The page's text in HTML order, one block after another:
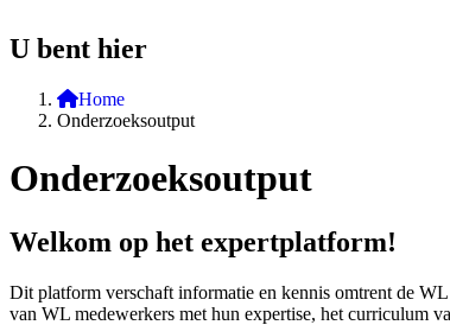
U bent hier
Home
Onderzoeksoutput
Onderzoeksoutput
Welkom op het expertplatform!
Dit platform verschaft informatie en kennis omtrent de
van WL medewerkers met hun expertise, het curriculum